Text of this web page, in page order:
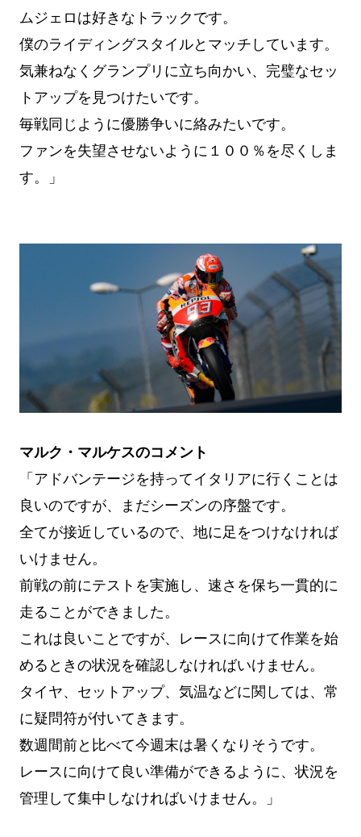
ムジェロは好きなトラックです。
僕のライディングスタイルとマッチしています。
気兼ねなくグランプリに立ち向かい、完璧なセッ
トアップを見つけたいです。
毎戦同じように優勝争いに絡みたいです。
ファンを失望させないように１００％を尽くしま
す。」
マルク・マルケスのコメント
「アドバンテージを持ってイタリアに行くことは
良いのですが、まだシーズンの序盤です。
全てが接近しているので、地に足をつけなければ
いけません。
前戦の前にテストを実施し、速さを保ち一貫的に
走ることができました。
これは良いことですが、レースに向けて作業を始
めるときの状況を確認しなければいけません。
タイヤ、セットアップ、気温などに関しては、常
に疑問符が付いてきます。
数週間前と比べて今週末は暑くなりそうです。
レースに向けて良い準備ができるように、状況を
管理して集中しなければいけません。」